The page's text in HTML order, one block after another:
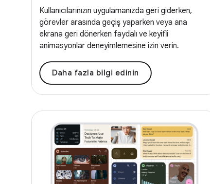
Kullanıcılarınızın uygulamanızda geri giderken,
görevler arasında geçiş yaparken veya ana
ekrana geri dönerken faydalı ve keyifli
animasyonlar deneyimlemesine izin verin.
Daha fazla bilgi edinin